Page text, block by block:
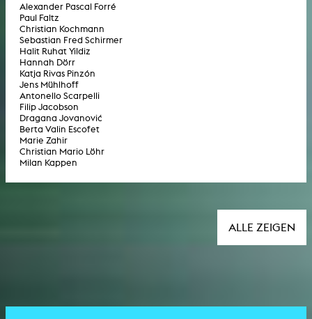
Alexander Pascal Forré
Paul Faltz
Christian Kochmann
Sebastian Fred Schirmer
Halit Ruhat Yildiz
Hannah Dörr
Katja Rivas Pinzón
Jens Mühlhoff
Antonello Scarpelli
Filip Jacobson
Dragana Jovanović
Berta Valin Escofet
Marie Zahir
Christian Mario Löhr
Milan Kappen
ALLE ZEIGEN